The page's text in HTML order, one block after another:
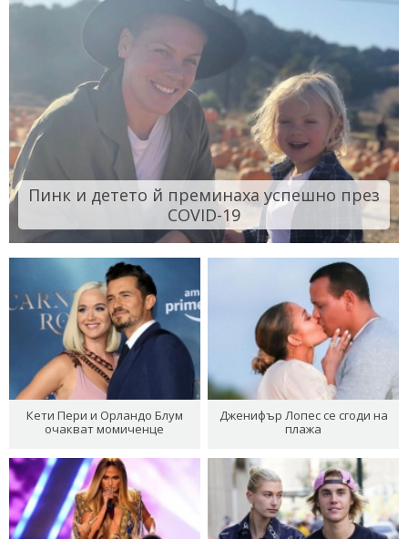
Пинк и детето й преминаха успешно през
COVID-19
Кети Пери и Орландо Блум
очакват момиченце
Дженифър Лопес се сгоди на
плажа